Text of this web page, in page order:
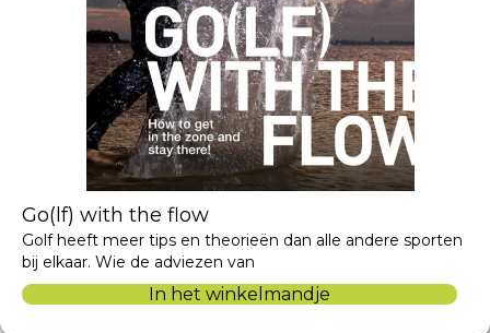
Go(lf) with the flow
Golf heeft meer tips en theorieën dan alle andere sporten
bij elkaar. Wie de adviezen van
In het winkelmandje